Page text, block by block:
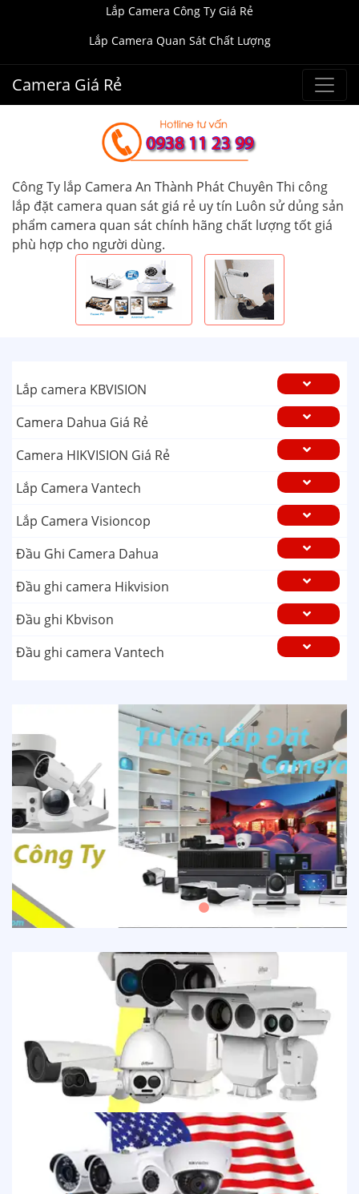
Lắp Camera Công Ty Giá Rẻ
Lắp Camera Quan Sát Chất Lượng
Camera Giá Rẻ
Công Ty lắp Camera An Thành Phát Chuyên Thi công
lắp đặt camera quan sát giá rẻ uy tín Luôn sử dủng sản
phẩm camera quan sát chính hãng chất lượng tốt giá
phù hợp cho người dùng.
Lắp camera KBVISION
Camera Dahua Giá Rẻ
Camera HIKVISION Giá Rẻ
Lắp Camera Vantech
Lắp Camera Visioncop
Đầu Ghi Camera Dahua
Đầu ghi camera Hikvision
Đầu ghi Kbvison
Đầu ghi camera Vantech